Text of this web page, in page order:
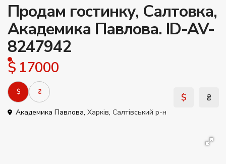
Продам гостинку, Салтовка,
Академика Павлова. ID-AV-
8247942
$ 17000
$ ₴
Академика Павлова, Харків, Салтівський р-н
$ ₴